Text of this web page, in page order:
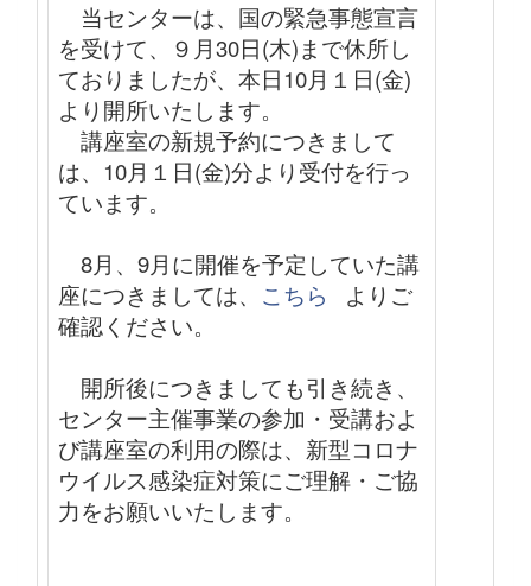
当センターは、国の緊急事態宣言
を受けて、９月30日(木)まで休所し
ておりましたが、本日10月１日(金)
より開所いたします。
講座室の新規予約につきまして
は、10月１日(金)分より受付を行っ
ています。
8月、9月に開催を予定していた講
座につきましては、 こちら
よりご
確認ください。
開所後につきましても引き続き、
センター主催事業の参加・受講およ
び講座室の利用の際は、新型コロナ
ウイルス感染症対策にご理解・ご協
力をお願いいたします。